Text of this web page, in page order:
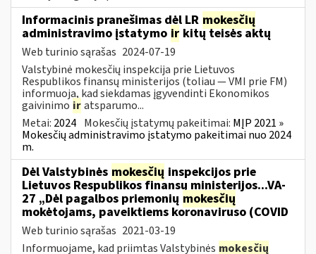
Informacinis pranešimas dėl LR mokesčių
administravimo įstatymo ir kitų teisės aktų
Web turinio sąrašas 2024-07-19
Valstybinė mokesčių inspekcija prie Lietuvos
Respublikos finansų ministerijos (toliau — VMI prie FM)
informuoja, kad siekdamas įgyvendinti Ekonomikos
gaivinimo iratsparumo...
Metai: 2024 Mokesčių įstatymų pakeitimai: MĮP 2021 »
Mokesčių administravimo įstatymo pakeitimai nuo 2024
m.
Dėl Valstybinės mokesčių inspekcijos prie
Lietuvos Respublikos finansų ministerijos...VA-
27 „Dėl pagalbos priemonių mokesčių
mokėtojams, paveiktiems koronaviruso (COVID
Web turinio sąrašas 2021-03-19
Informuojame, kad priimtas Valstybinės mokesčių